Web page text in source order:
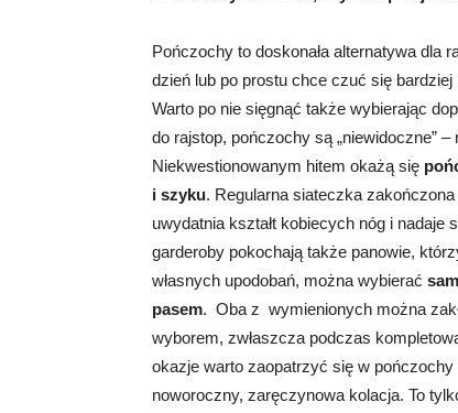
Pończochy to doskonała alternatywa dla
dzień lub po prostu chce czuć się
Warto po nie sięgnąć także wybierając
do rajstop, pończochy są „niewidoczne”
Niekwestionowanym hitem okażą się
i szyku. Regularna siateczka zakończona
uwydatnia kształt kobiecych nóg i nadaje
garderoby pokochają także panowie,
własnych upodobań, można wybierać
pasem. Oba z wymienionych można
wyborem, zwłaszcza podczas
okazje warto zaopatrzyć się w
noworoczny, zaręczynowa kolacja. To